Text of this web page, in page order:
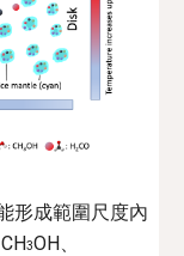
形成範圍尺度內
3OH、